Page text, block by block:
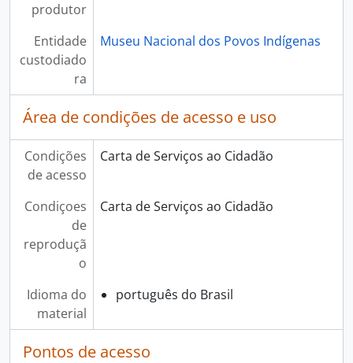
produtor
Entidade
custodiado
ra
Museu Nacional dos Povos Indígenas
Área de condições de acesso e uso
Condições
de acesso
Carta de Serviços ao Cidadão
Condiçoes
de
reproduçã
o
Carta de Serviços ao Cidadão
Idioma do
material
português do Brasil
Pontos de acesso